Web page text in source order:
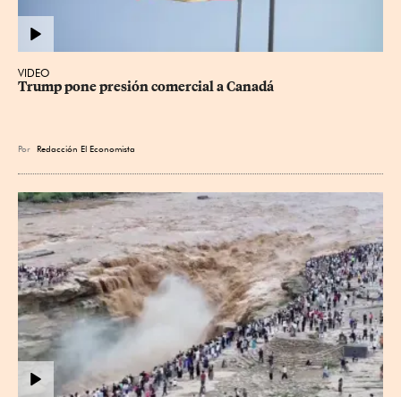
VIDEO
Trump pone presión comercial a Canadá
Por Redacción El Economista